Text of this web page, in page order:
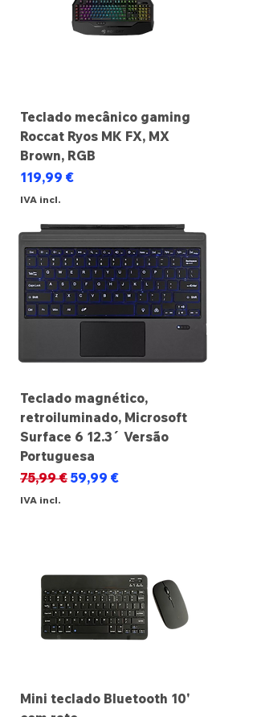
Teclado mecânico gaming
Roccat Ryos MK FX, MX
Brown, RGB
Preço
119,99 €
IVA incl.
Teclado magnético,
retroiluminado, Microsoft
Surface 6 12.3´ Versão
Portuguesa
Preço normal
75,99 € Preço promocional
59,99 €
IVA incl.
Mini teclado Bluetooth 10'